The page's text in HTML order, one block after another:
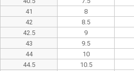
41
8
42
8.5
42.5
9
43
9.5
44
10
44.5
10.5